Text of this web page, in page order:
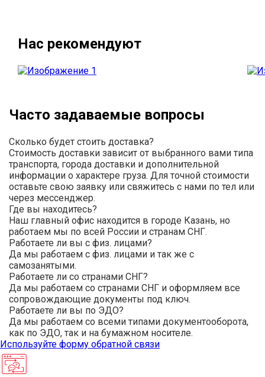
Нас рекомендуют
Часто задаваемые вопросы
Сколько будет стоить доставка?
Стоимость доставки зависит от выбранного вами типа
транспорта, города доставки и дополнительной
информации о характере груза. Для точной стоимости
оставьте свою заявку или свяжитесь с нами по тел или
через мессенджер.
Где вы находитесь?
Наш главный офис находится в городе Казань, но
работаем мы по всей России и странам СНГ.
Работаете ли вы с физ. лицами?
Да мы работаем с физ. лицами и так же с
самозанятыми.
Работаете ли со странами СНГ?
Да мы работаем со странами СНГ и оформляем все
сопровождающие документы под ключ.
Работаете ли вы по ЭДО?
Да мы работаем со всеми типами документооборота,
как по ЭДО, так и на бумажном носителе.
Используйте форму обратной связи